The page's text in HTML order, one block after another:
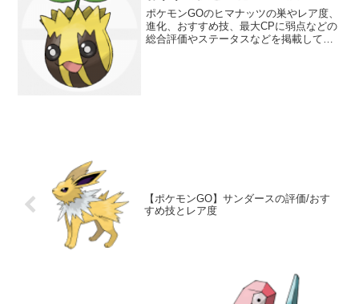
ポケモンGOのヒマナッツの巣やレア度、
進化、おすすめ技、最大CPに弱点などの
総合評価やステータスなどを掲載してい
【ポケモンGO】サンダースの評価/おす
すめ技とレア度